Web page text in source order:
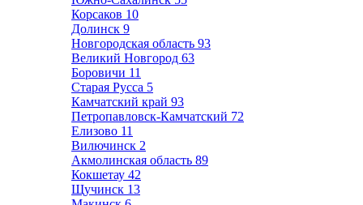
Корсаков 10
Долинск 9
Новгородская область 93
Великий Новгород 63
Боровичи 11
Старая Русса 5
Камчатский край 93
Петропавловск-Камчатский 72
Елизово 11
Вилючинск 2
Акмолинская область 89
Кокшетау 42
Щучинск 13